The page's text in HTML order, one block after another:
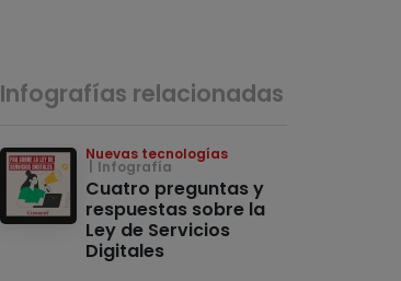
Infografías relacionadas
Nuevas tecnologías
Infografía
Cuatro preguntas y
respuestas sobre la
Ley de Servicios
Digitales